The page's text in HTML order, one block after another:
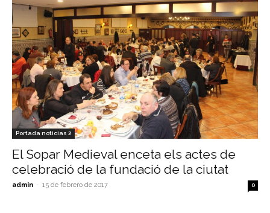
Portada noticias 2
El Sopar Medieval enceta els actes de
celebració de la fundació de la ciutat
admin - 15 de febrero de 2017 0